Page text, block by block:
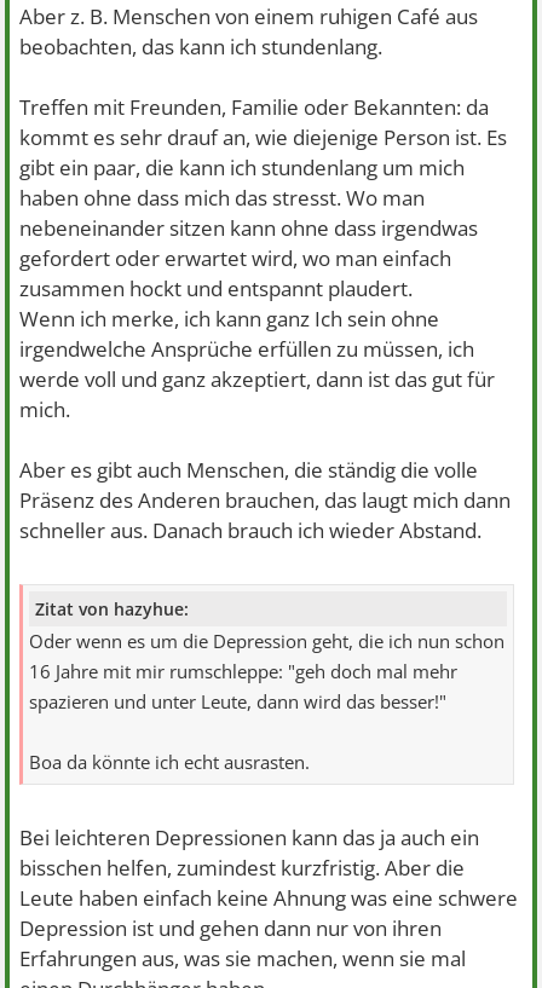
Aber z. B. Menschen von einem ruhigen Café aus
beobachten, das kann ich stundenlang.
Treffen mit Freunden, Familie oder Bekannten: da
kommt es sehr drauf an, wie diejenige Person ist. Es
gibt ein paar, die kann ich stundenlang um mich
haben ohne dass mich das stresst. Wo man
nebeneinander sitzen kann ohne dass irgendwas
gefordert oder erwartet wird, wo man einfach
zusammen hockt und entspannt plaudert.
Wenn ich merke, ich kann ganz Ich sein ohne
irgendwelche Ansprüche erfüllen zu müssen, ich
werde voll und ganz akzeptiert, dann ist das gut für
mich.
Aber es gibt auch Menschen, die ständig die volle
Präsenz des Anderen brauchen, das laugt mich dann
schneller aus. Danach brauch ich wieder Abstand.
Zitat von hazyhue:
Oder wenn es um die Depression geht, die ich nun schon
16 Jahre mit mir rumschleppe: "geh doch mal mehr
spazieren und unter Leute, dann wird das besser!"
Boa da könnte ich echt ausrasten.
Bei leichteren Depressionen kann das ja auch ein
bisschen helfen, zumindest kurzfristig. Aber die
Leute haben einfach keine Ahnung was eine schwere
Depression ist und gehen dann nur von ihren
Erfahrungen aus, was sie machen, wenn sie mal